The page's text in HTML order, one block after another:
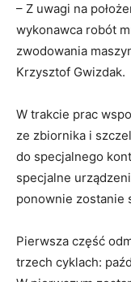
– Z uwagi na
wykonawca robót
zwodowania
Krzysztof Gwizdak.
W trakcie prac
ze zbiornika i
do specjalnego
specjalne
ponownie zostanie
Pierwsza część
trzech cyklach: